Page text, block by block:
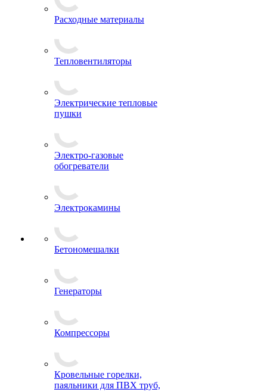
Расходные материалы
Тепловентиляторы
Электрические тепловые
пушки
Электро-газовые
обогреватели
Электрокамины
Бетономешалки
Генераторы
Компрессоры
Кровельные горелки,
паяльники для ПВХ труб,